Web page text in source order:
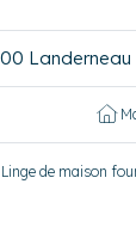
Landerneau
de maison